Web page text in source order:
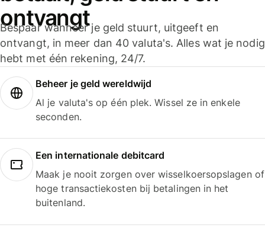
ontvangt
Bespaar wanneer je geld stuurt, uitgeeft en
ontvangt, in meer dan 40 valuta's. Alles wat je nodig
hebt met één rekening, 24/7.
Beheer je geld wereldwijd
Al je valuta's op één plek. Wissel ze in enkele
seconden.
Een internationale debitcard
Maak je nooit zorgen over wisselkoersopslagen of
hoge transactiekosten bij betalingen in het
buitenland.